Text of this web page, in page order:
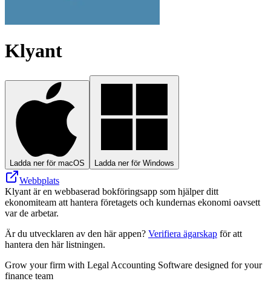
Klyant
Ladda ner för macOS Ladda ner för Windows
Webbplats
Klyant är en webbaserad bokföringsapp som hjälper ditt
ekonomiteam att hantera företagets och kundernas ekonomi oavsett
var de arbetar.
Är du utvecklaren av den här appen? Verifiera ägarskap för att
hantera den här listningen.
Grow your firm with Legal Accounting Software designed for your
finance team